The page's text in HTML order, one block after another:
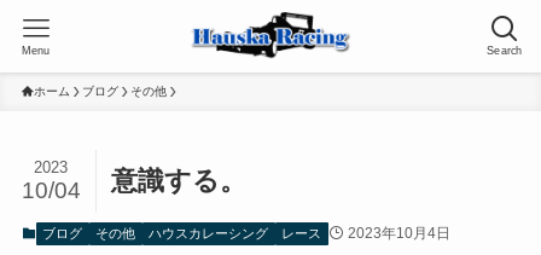
Search
Menu
ホーム ブログ その他
意識する。
2023
10/04
ブログ その他 ハウスカレーシング レース 2023年10月4日